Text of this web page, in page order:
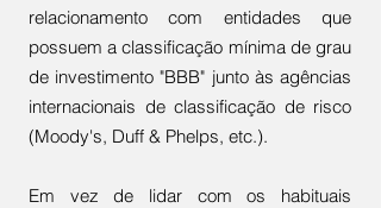
relacionamento com entidades que
possuem a classificação mínima de grau
de investimento "BBB" junto às agências
internacionais de classificação de risco
(Moody's, Duff & Phelps, etc.).
Em vez de lidar com os habituais